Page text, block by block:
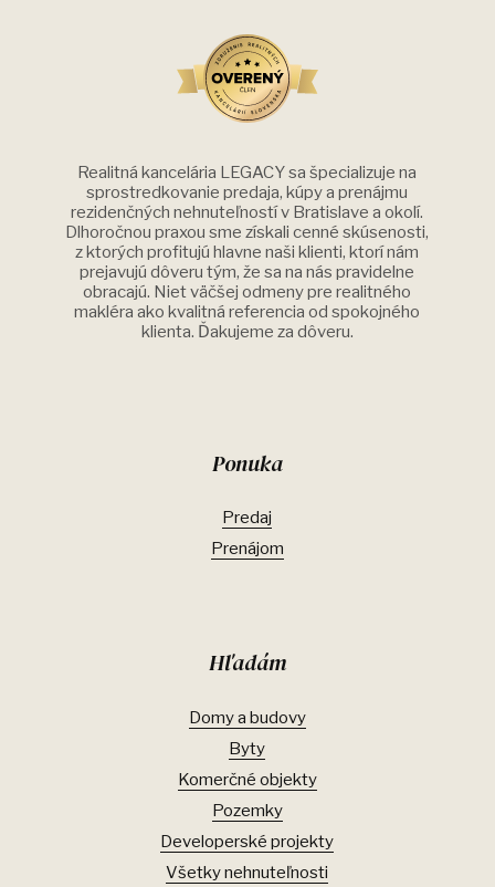
Realitná kancelária LEGACY sa špecializuje na
sprostredkovanie predaja, kúpy a prenájmu
rezidenčných nehnuteľností v Bratislave a okolí.
Dlhoročnou praxou sme získali cenné skúsenosti,
z ktorých profitujú hlavne naši klienti, ktorí nám
prejavujú dôveru tým, že sa na nás pravidelne
obracajú. Niet väčšej odmeny pre realitného
makléra ako kvalitná referencia od spokojného
klienta. Ďakujeme za dôveru.
Ponuka
Predaj
Prenájom
Hľadám
Domy a budovy
Byty
Komerčné objekty
Pozemky
Developerské projekty
Všetky nehnuteľnosti